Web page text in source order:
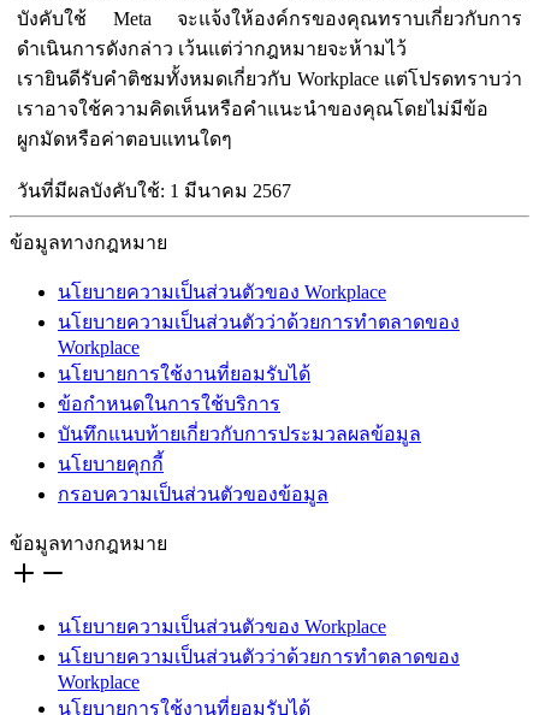
บังคับใช้ Meta จะแจ้งให้องค์กรของคุณทราบเกี่ยวกับการ
ดำเนินการดังกล่าว เว้นแต่ว่ากฎหมายจะห้ามไว้
เรายินดีรับคำติชมทั้งหมดเกี่ยวกับ Workplace แต่โปรดทราบว่า
เราอาจใช้ความคิดเห็นหรือคำแนะนำของคุณโดยไม่มีข้อ
ผูกมัดหรือค่าตอบแทนใดๆ
วันที่มีผลบังคับใช้: 1 มีนาคม 2567
ข้อมูลทางกฎหมาย
นโยบายความเป็นส่วนตัวของ Workplace
นโยบายความเป็นส่วนตัวว่าด้วยการทำตลาดของ
Workplace
นโยบายการใช้งานที่ยอมรับได้
ข้อกำหนดในการใช้บริการ
บันทึกแนบท้ายเกี่ยวกับการประมวลผลข้อมูล
นโยบายคุกกี้
กรอบความเป็นส่วนตัวของข้อมูล
ข้อมูลทางกฎหมาย
นโยบายความเป็นส่วนตัวของ Workplace
นโยบายความเป็นส่วนตัวว่าด้วยการทำตลาดของ
Workplace
นโยบายการใช้งานที่ยอมรับได้